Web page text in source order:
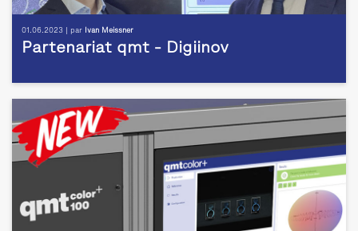
01.06.2023 | par Ivan Meissner
Partenariat qmt - Digiinov